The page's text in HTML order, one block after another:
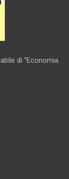
di “Economia